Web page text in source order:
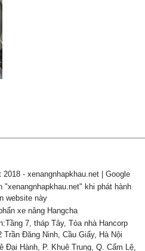
2018 - xenangnhapkhau.net | Google
"xenangnhapkhau.net" khi phát hành
website này
xe nâng Hangcha
7, tháp Tây, Tòa nhà Hancorp
Trần Đăng Ninh, Cầu Giấy, Hà Nội
Đại Hành, P. Khuê Trung, Q. Cẩm Lệ,